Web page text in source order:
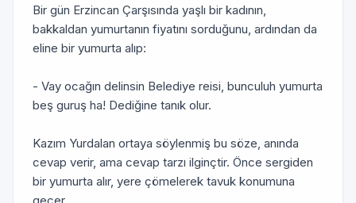
Bir gün Erzincan Çarşısında yaşlı bir kadının,
bakkaldan yumurtanın fiyatını sorduğunu, ardından da
eline bir yumurta alıp:
- Vay ocağın delinsin Belediye reisi, bunculuh yumurta
beş guruş ha! Dediğine tanık olur.
Kazım Yurdalan ortaya söylenmiş bu söze, anında
cevap verir, ama cevap tarzı ilginçtir. Önce sergiden
bir yumurta alır, yere çömelerek tavuk konumuna